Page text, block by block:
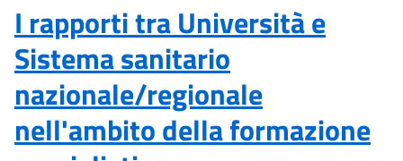
I rapporti tra Università e
Sistema sanitario
nazionale/regionale
nell'ambito della formazione